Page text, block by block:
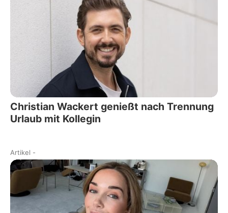
Christian Wackert genießt nach Trennung
Urlaub mit Kollegin
Artikel -